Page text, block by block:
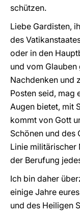
schützen.
Liebe Gardisten,
des
oder in den
und vom
Nachdenken und
Posten seid, mag
Augen bietet, mit
kommt von Gott
Schönen und des
Linie militärischer
der Berufung
Ich bin daher
einige Jahre
und des Heiligen